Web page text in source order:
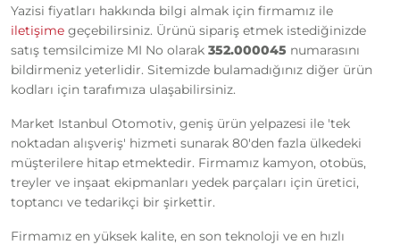
Yazisi fiyatları hakkında bilgi almak için firmamız ile
iletişime geçebilirsiniz. Ürünü sipariş etmek istediğinizde
satış temsilcimize MI No olarak 352.000045 numarasını
bildirmeniz yeterlidir. Sitemizde bulamadığınız diğer ürün
kodları için tarafımıza ulaşabilirsiniz.
Market Istanbul Otomotiv, geniş ürün yelpazesi ile 'tek
noktadan alışveriş' hizmeti sunarak 80'den fazla ülkedeki
müşterilere hitap etmektedir. Firmamız kamyon, otobüs,
treyler ve inşaat ekipmanları yedek parçaları için üretici,
toptancı ve tedarikçi bir şirkettir.
Firmamız en yüksek kalite, en son teknoloji ve en hızlı